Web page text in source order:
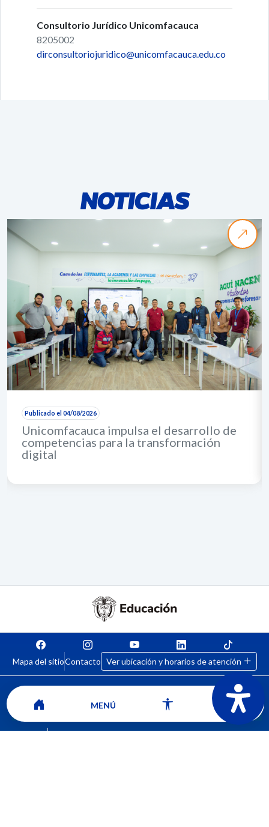
Consultorio Jurídico Unicomfacauca
8205002
dirconsultoriojuridico@unicomfacauca.edu.co
NOTICIAS
Publicado el 04/08/2026
Unicomfacauca impulsa el desarrollo de
competencias para la transformación
digital
Mapa del sitioContacto Ver ubicación y horarios de atención
MENÚ